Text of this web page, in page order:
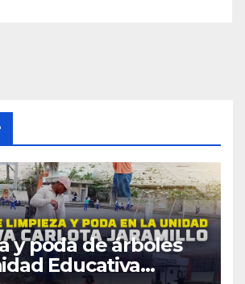
y poda de árboles
Educativa